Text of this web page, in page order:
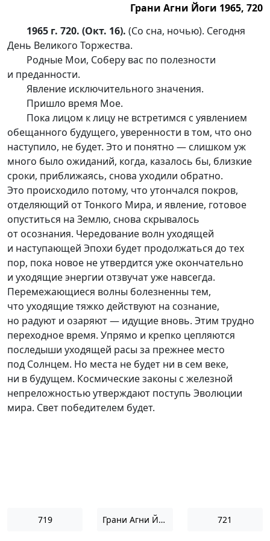
Грани Агни Йоги 1965, 720
1965 г. 720. (Окт. 16). (Со сна, ночью). Сегодня
День Великого Торжества.
Родные Мои, Соберу вас по полезности
и преданности.
Явление исключительного значения.
Пришло время Мое.
Пока лицом к лицу не встретимся с уявлением
обещанного будущего, уверенности в том, что оно
наступило, не будет. Это и понятно — слишком уж
много было ожиданий, когда, казалось бы, близкие
сроки, приближаясь, снова уходили обратно.
Это происходило потому, что утончался покров,
отделяющий от Тонкого Мира, и явление, готовое
опуститься на Землю, снова скрывалось
от осознания. Чередование волн уходящей
и наступающей Эпохи будет продолжаться до тех
пор, пока новое не утвердится уже окончательно
и уходящие энергии отзвучат уже навсегда.
Перемежающиеся волны болезненны тем,
что уходящие тяжко действуют на сознание,
но радуют и озаряют — идущие вновь. Этим трудно
переходное время. Упрямо и крепко цепляются
последыши уходящей расы за прежнее место
под Солнцем. Но места не будет ни в сем веке,
ни в будущем. Космические законы с железной
непреложностью утверждают поступь Эволюции
мира. Свет победителем будет.
719 Грани Агни Йоги 1965 721